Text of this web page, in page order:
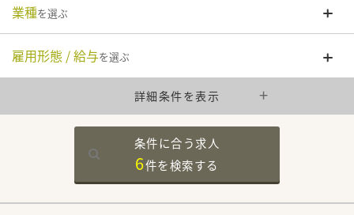
業種を選ぶ
雇用形態 / 給与を選ぶ
詳細条件を表示
条件に合う求人
6件を検索する